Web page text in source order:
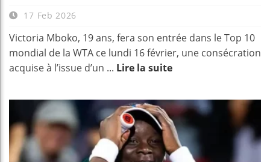
17 Feb 2026
Victoria Mboko, 19 ans, fera son entrée dans le Top 10
mondial de la WTA ce lundi 16 février, une consécration
acquise à l’issue d’un ... Lire la suite